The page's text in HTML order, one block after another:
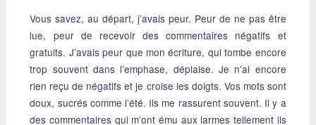
Vous savez, au départ, j’avais peur. Peur de ne pas être
lue, peur de recevoir des commentaires négatifs et
gratuits. J’avais peur que mon écriture, qui tombe encore
trop souvent dans l’emphase, déplaise. Je n’ai encore
rien reçu de négatifs et je croise les doigts. Vos mots sont
doux, sucrés comme l’été. Ils me rassurent souvent. Il y a
des commentaires qui m’ont ému aux larmes tellement ils